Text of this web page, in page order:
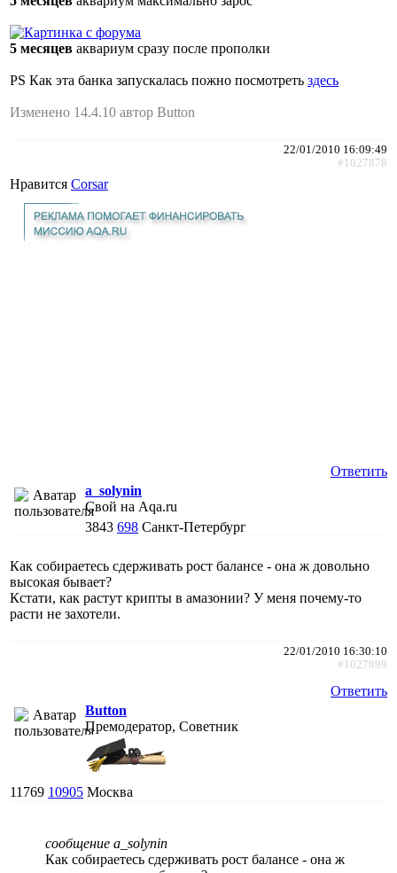
5 месяцев аквариум сразу после прополки
PS Как эта банка запускалась пожно посмотреть здесь
Изменено 14.4.10 автор Button
22/01/2010 16:09:49
#1027878
Нравится Corsar
Ответить
a_solynin
Свой на Aqa.ru
3843 698 Санкт-Петербург
Как собираетесь сдерживать рост балансе - она ж довольно
высокая бывает?
Кстати, как растут крипты в амазонии? У меня почему-то
расти не захотели.
22/01/2010 16:30:10
#1027899
Ответить
Button
Премодератор, Советник
11769 10905 Москва
сообщение a_solynin
Как собираетесь сдерживать рост балансе - она ж